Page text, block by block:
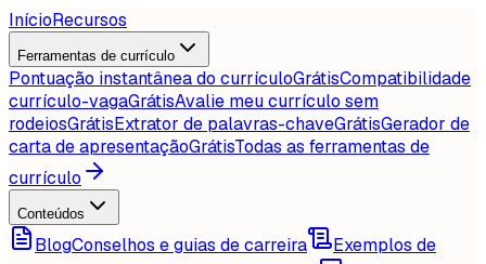
InícioRecursos
Ferramentas de currículo
Pontuação instantânea do currículoGrátisCompatibilidade
currículo-vagaGrátisAvalie meu currículo sem
rodeiosGrátisExtrator de palavras-chaveGrátisGerador de
carta de apresentaçãoGrátisTodas as ferramentas de
currículo
Conteúdos
BlogConselhos e guias de carreira
Exemplos de